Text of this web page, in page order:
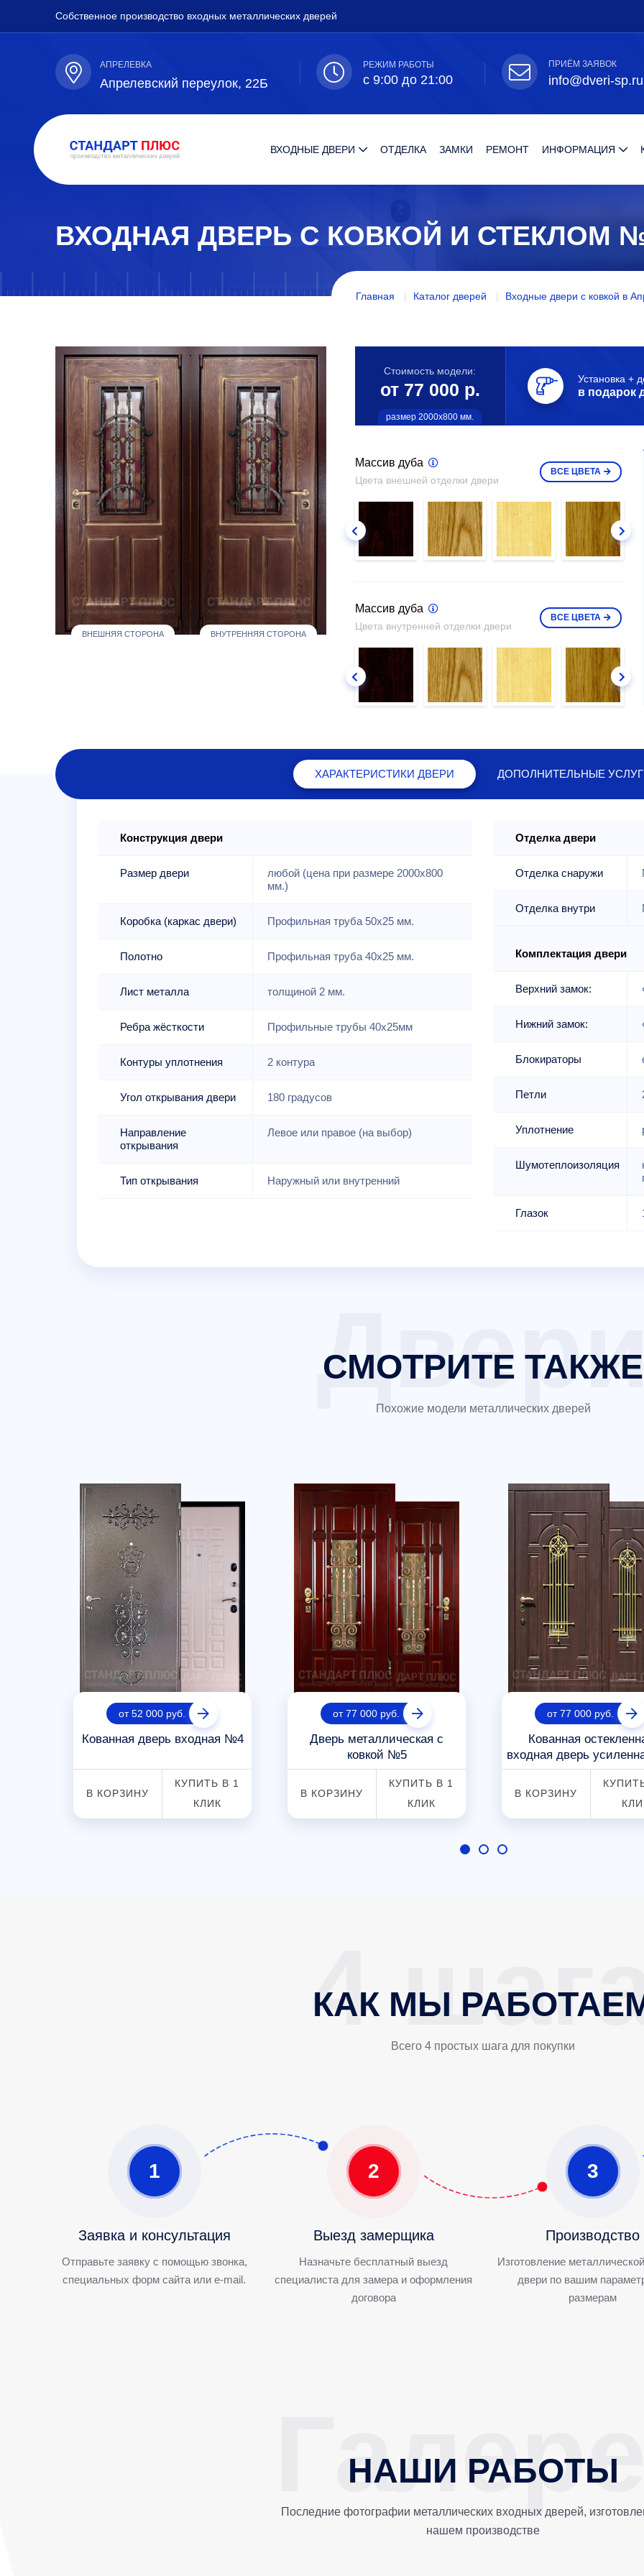
Собственное производство входных металлических дверей
АПРЕЛЕВКА
Апрелевский переулок, 22Б
РЕЖИМ РАБОТЫ
с 9:00 до 21:00
ПРИЁМ ЗАЯВОК
info@dveri-sp.ru
ВХОДНЫЕ ДВЕРИ ОТДЕЛКА ЗАМКИ РЕМОНТ ИНФОРМАЦИЯ
ВХОДНАЯ ДВЕРЬ С КОВКОЙ И СТЕКЛОМ
Главная Каталог дверей Входные двери с ковкой в
ВНЕШНЯЯ СТОРОНА ВНУТРЕННЯЯ СТОРОНА
Стоимость модели:
от 77 000 р.
размер 2000х800 мм.
Установка +
в подарок
Массив дуба
Цвета внешней отделки двери
ВСЕ ЦВЕТА
Массив дуба
Цвета внутренней отделки двери
ВСЕ ЦВЕТА
ХАРАКТЕРИСТИКИ ДВЕРИ ДОПОЛНИТЕЛЬНЫЕ
Конструкция двери
Размер двери
любой (цена при размере 2000x800
мм.)
Коробка (каркас двери) Профильная труба 50х25 мм.
Полотно Профильная труба 40х25 мм.
Лист металла толщиной 2 мм.
Ребра жёсткости Профильные трубы 40х25мм
Контуры уплотнения 2 контура
Угол открывания двери 180 градусов
Направление
открывания
Левое или правое (на выбор)
Тип открывания Наружный или внутренний
Отделка двери
Отделка снаружи
Отделка внутри
Комплектация двери
Верхний замок:
Нижний замок:
Блокираторы
Петли
Уплотнение
Шумотеплоизоляция
Глазок
СМОТРИТЕ ТАКЖЕ
Похожие модели металлических дверей
от 52 000 руб.
Кованная дверь входная №4
В КОРЗИНУ
КУПИТЬ В 1
КЛИК
от 77 000 руб.
Дверь металлическая с
ковкой №5
В КОРЗИНУ
КУПИТЬ В 1
КЛИК
от 77 000 руб.
Кованная
входная дверь
В КОРЗИНУ
КАК МЫ
Всего 4 простых шага для покупки
1
Заявка и консультация
Отправьте заявку с помощью звонка,
специальных форм сайта или e-mail.
2
Выезд замерщика
Назначьте бесплатный выезд
специалиста для замера и оформления
договора
3
Производство
Изготовление
двери по вашим
размерам
НАШИ РАБОТЫ
Последние фотографии металлических входных дверей,
нашем производстве